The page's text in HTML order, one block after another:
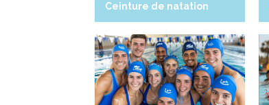
Ceinture de natation